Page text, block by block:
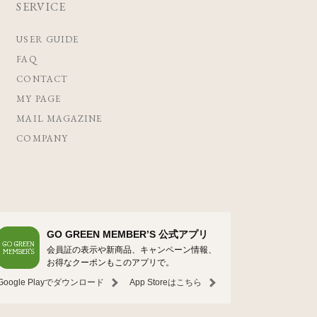
SERVICE
USER GUIDE
FAQ
CONTACT
MY PAGE
MAIL MAGAZINE
COMPANY
GO GREEN MEMBER’S 公式アプリ
会員証の表示や新商品、キャンペーン情報、
お得なクーポンもこのアプリで。
Playでダウンロード
App Storeはこちら